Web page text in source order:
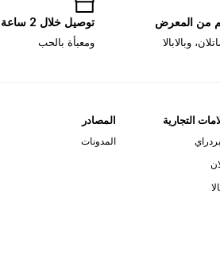
من المعرض
وبالابالا
توصيل خلال 2 ساعة
ومعبأة بالحب
التجارية المصادر
المدونات